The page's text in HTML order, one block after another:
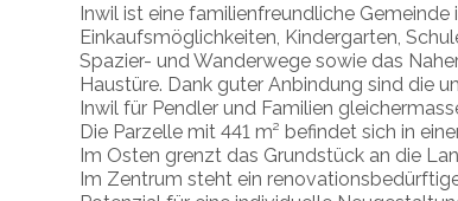
Inwil ist eine familienfreundliche
Einkaufsmöglichkeiten, Kindergarten,
Spazier- und Wanderwege sowie das
Haustüre. Dank guter Anbindung sind die
Inwil für Pendler und Familien
Die Parzelle mit 441 m² befindet sich in
Im Osten grenzt das Grundstück an die
Im Zentrum steht ein